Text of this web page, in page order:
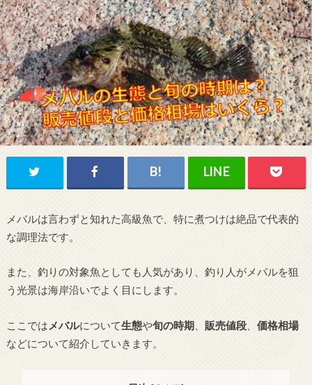
メバルは言わずと知れた高級魚で、特に煮つけは絶品で代表的
な調理法です。
また、釣りの対象魚としても人気があり、釣り人がメバルを狙
う光景は海岸沿いでよく目にします。
ここでは メバルについて生態や旬の時期、 販売値段、 価格相場
などについて紹介していきます。